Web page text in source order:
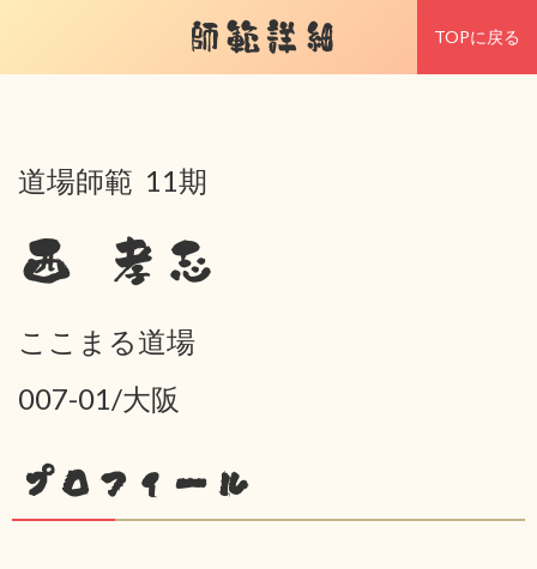
師範詳細 TOPに戻る
道場師範 11期
西 孝志
ここまる道場
007-01/大阪
プロフィール